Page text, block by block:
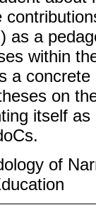
as a
within
a
on
itself
of